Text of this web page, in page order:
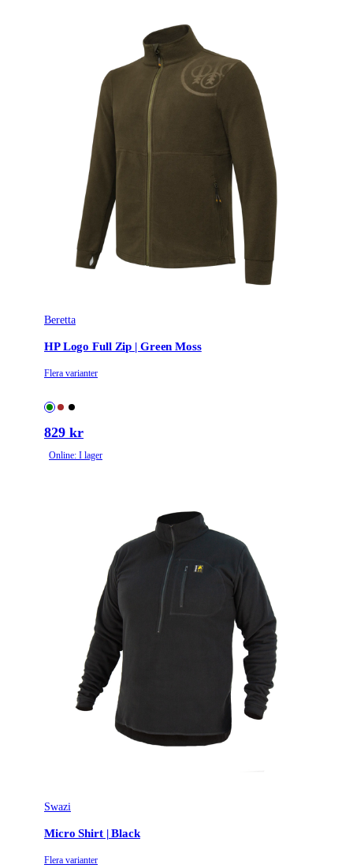
Beretta
HP Logo Full Zip | Green Moss
Flera varianter
829 kr
Online: I lager
Swazi
Micro Shirt | Black
Flera varianter